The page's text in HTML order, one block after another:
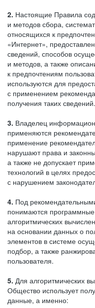
2. Настоящие Правила
и методов сбора,
относящихся к
«Интернет»,
сведений, способов
и методов, а также
к предпочтениям
используются для
с применением
получения таких сведений.
3. Владелец
применяются
применение
нарушают права и
а также не допускает
технологий в целях
с нарушением
4. Под
понимаются
алгоритмических
на основании данных о
элементов в системе
подбор, а также
пользователя.
5. Для алгоритмических
Общество использует
данные, а именно: